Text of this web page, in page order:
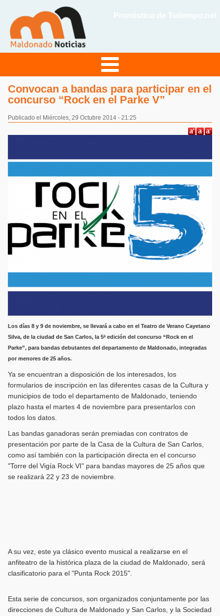
Convocan a bandas para participar en el
concurso “Rock en el Parke V”
Publicado el Miércoles, 29 Octubre 2014 - 21:25
Los días 8 y 9 de noviembre, se llevará a cabo en el Teatro de Verano Cayetano
Silva, de la ciudad de San Carlos, la 5ª edición del concurso “Rock en el
Parke”, para bandas debutantes del departamento de Maldonado, integradas
por menores de 25 años.
Ya se encuentran a disposición de los interesados, los
formularios de inscripción en las diferentes casas de la Cultura y
municipios de todo el departamento de Maldonado, teniendo
plazo hasta el martes 4 de noviembre para presentarlos con
todos los datos.
Las bandas ganadoras serán premiadas con contratos de
presentación por parte de la Casa de la Cultura de San Carlos,
como así también con la participación directa en el concurso
"Torre del Vigía Rock VI" para bandas mayores de 25 años que
se realizará 22 y 23 de noviembre.
A su vez, este ya clásico evento musical a realizarse en el
anfiteatro de la histórica plaza de la ciudad de Maldonado, será
clasificatorio para el "Punta Rock 2015".
Esta serie de concursos, son organizados conjuntamente por las
direcciones de Cultura de Maldonado y San Carlos, y la Sociedad